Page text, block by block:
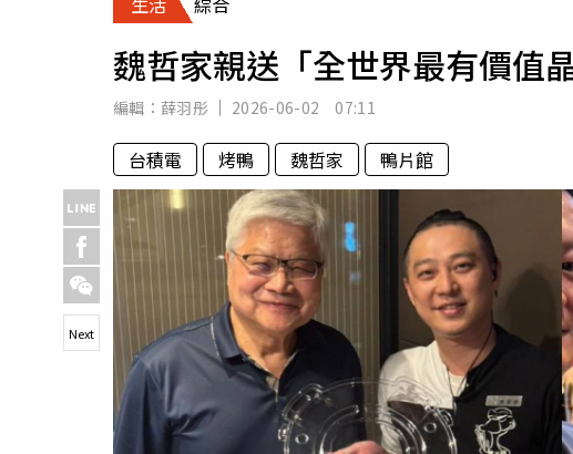
專欄
房產新勢力
魏哲家親送「全世界最有價
編輯： 薛羽彤 2026-06-02 07:11
台積電 烤鴨 魏哲家 鴨片館
Next